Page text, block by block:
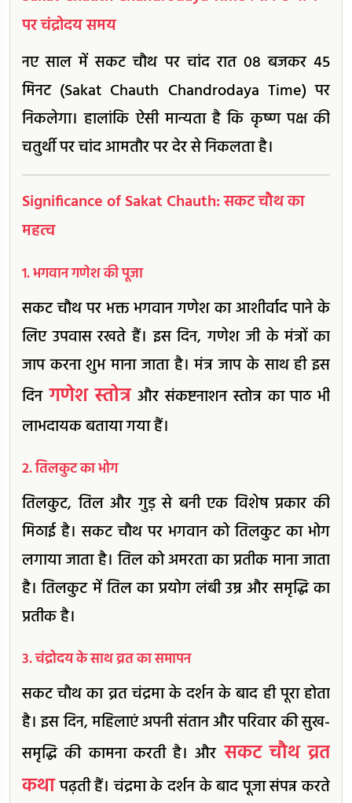
पर चंद्रोदय समय
नए साल में सकट चौथ पर चांद रात 08 बजकर 45
मिनट (Sakat Chauth Chandrodaya Time) पर
निकलेगा। हालांकि ऐसी मान्यता है कि कृष्ण पक्ष की
चतुर्थी पर चांद आमतौर पर देर से निकलता है।
Significance of Sakat Chauth: सकट चौथ का
महत्व
1. भगवान गणेश की पूजा
सकट चौथ पर भक्त भगवान गणेश का आशीर्वाद पाने के
लिए उपवास रखते हैं। इस दिन, गणेश जी के मंत्रों का
जाप करना शुभ माना जाता है। मंत्र जाप के साथ ही इस
दिनगणेश स्तोत्रऔर संकष्टनाशन स्तोत्र का पाठ भी
लाभदायक बताया गया हैं।
2. तिलकुट का भोग
तिलकुट, तिल और गुड़ से बनी एक विशेष प्रकार की
मिठाई है। सकट चौथ पर भगवान को तिलकुट का भोग
लगाया जाता है। तिल को अमरता का प्रतीक माना जाता
है। तिलकुट में तिल का प्रयोग लंबी उम्र और समृद्धि का
प्रतीक है।
3. चंद्रोदय के साथ व्रत का समापन
सकट चौथ का व्रत चंद्रमा के दर्शन के बाद ही पूरा होता
है। इस दिन, महिलाएं अपनी संतान और परिवार की सुख-
समृद्धि की कामना करती है। औरसकट चौथ व्रत
कथापढ़ती हैं। चंद्रमा के दर्शन के बाद पूजा संपन्न करते